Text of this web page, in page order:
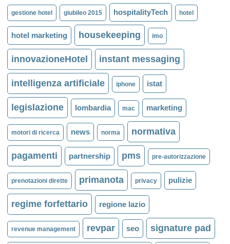
gestione hotel giubileo 2015 hospitalityTech hotel
hotel marketing housekeeping imo
innovazioneHotel instant messaging
intelligenza artificiale iphone istat
legislazione lombardia mac marketing
motori di ricerca news norma normativa
pagamenti partnership pms pre-autorizzazione
prenotazioni dirette primanota privacy pulizie
regime forfettario regione lazio
revenue management revpar seo signature pad